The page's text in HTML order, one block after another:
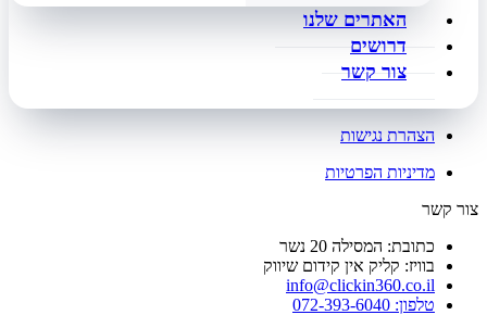
האתרים שלנו
דרושים
צור קשר
הצהרת נגישות
מדיניות הפרטיות
צור קשר
כתובת: המסילה 20 נשר
בוויז: קליק אין קידום שיווק
info@clickin360.co.il
טלפון: 072-393-6040